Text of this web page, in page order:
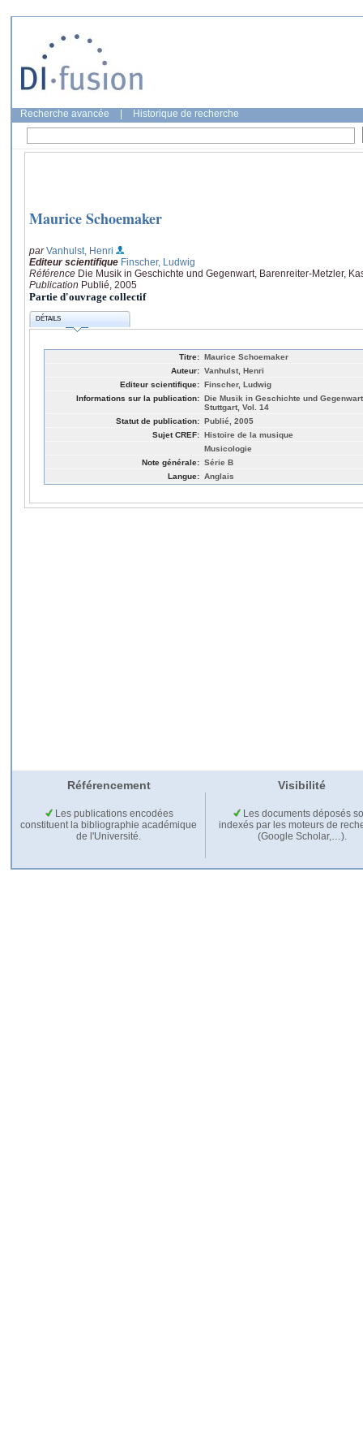
Recherche avancée Historique de recherche
Maurice Schoemaker
parVanhulst, Henri
Editeur scientifique Finscher, Ludwig
Référence Die Musik in Geschichte und Gegenwart, Barenreiter-Metzler,
Publication Publié, 2005
Partie d'ouvrage collectif
DÉTAILS
Titre: Maurice Schoemaker
Auteur: Vanhulst, Henri
Editeur scientifique: Finscher, Ludwig
Informations sur la publication: Die Musik in Geschichte und
Stuttgart, Vol. 14
Statut de publication: Publié, 2005
Sujet CREF: Histoire de la musique
Musicologie
Note générale: Série B
Langue: Anglais
Référencement Visibilité
Les publications encodées
constituent la bibliographie académique
de l'Université.
Les documents déposés
indexés par les moteurs de
(Google Scholar,…).